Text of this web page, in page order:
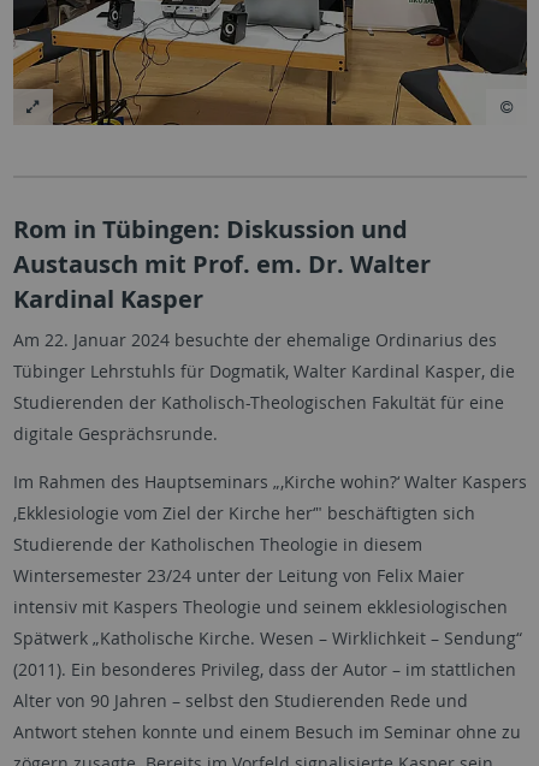
Rom in Tübingen: Diskussion und
Austausch mit Prof. em. Dr. Walter
Kardinal Kasper
Am 22. Januar 2024 besuchte der ehemalige Ordinarius des
Tübinger Lehrstuhls für Dogmatik, Walter Kardinal Kasper, die
Studierenden der Katholisch-Theologischen Fakultät für eine
digitale Gesprächsrunde.
Im Rahmen des Hauptseminars „‚Kirche wohin?‘ Walter Kaspers
‚Ekklesiologie vom Ziel der Kirche her‘" beschäftigten sich
Studierende der Katholischen Theologie in diesem
Wintersemester 23/24 unter der Leitung von Felix Maier
intensiv mit Kaspers Theologie und seinem ekklesiologischen
Spätwerk „Katholische Kirche. Wesen – Wirklichkeit – Sendung“
(2011). Ein besonderes Privileg, dass der Autor – im stattlichen
Alter von 90 Jahren – selbst den Studierenden Rede und
Antwort stehen konnte und einem Besuch im Seminar ohne zu